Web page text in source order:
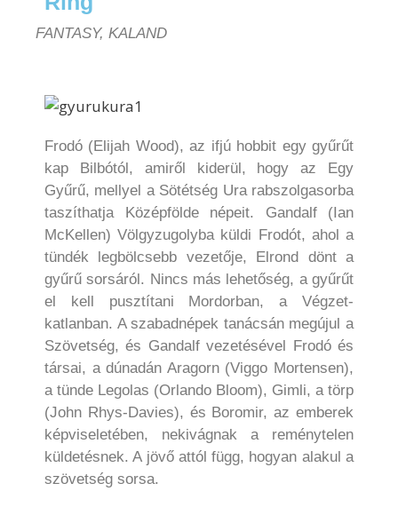
FANTASY, KALAND
Frodó (Elijah Wood), az ifjú hobbit egy gyűrűt
kap Bilbótól, amiről kiderül, hogy az Egy
Gyűrű, mellyel a Sötétség Ura rabszolgasorba
taszíthatja Középfölde népeit. Gandalf (Ian
McKellen) Völgyzugolyba küldi Frodót, ahol a
tündék legbölcsebb vezetője, Elrond dönt a
gyűrű sorsáról. Nincs más lehetőség, a gyűrűt
el kell pusztítani Mordorban, a Végzet-
katlanban. A szabadnépek tanácsán megújul a
Szövetség, és Gandalf vezetésével Frodó és
társai, a dúnadán Aragorn (Viggo Mortensen),
a tünde Legolas (Orlando Bloom), Gimli, a törp
(John Rhys-Davies), és Boromir, az emberek
képviseletében, nekivágnak a reménytelen
küldetésnek. A jövő attól függ, hogyan alakul a
szövetség sorsa.